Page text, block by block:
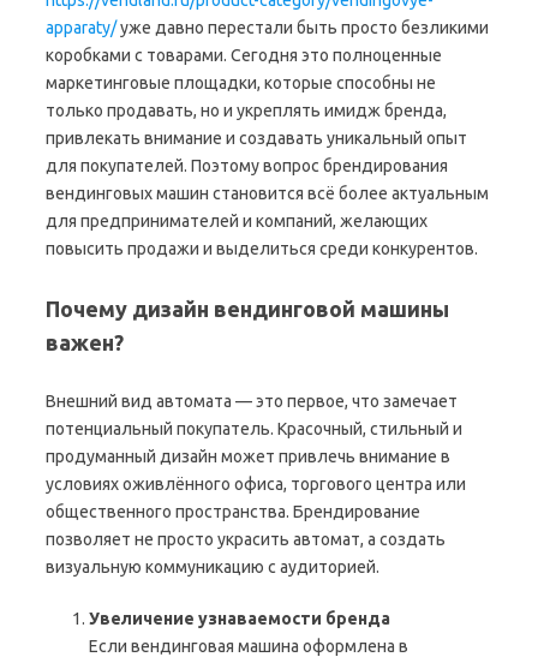
apparaty/уже давно перестали быть просто безликими
коробками с товарами. Сегодня это полноценные
маркетинговые площадки, которые способны не
только продавать, но и укреплять имидж бренда,
привлекать внимание и создавать уникальный опыт
для покупателей. Поэтому вопрос брендирования
вендинговых машин становится всё более актуальным
для предпринимателей и компаний, желающих
повысить продажи и выделиться среди конкурентов.
Почему дизайн вендинговой машины
важен?
Внешний вид автомата — это первое, что замечает
потенциальный покупатель. Красочный, стильный и
продуманный дизайн может привлечь внимание в
условиях оживлённого офиса, торгового центра или
общественного пространства. Брендирование
позволяет не просто украсить автомат, а создать
визуальную коммуникацию с аудиторией.
Увеличение узнаваемости бренда
Если вендинговая машина оформлена в